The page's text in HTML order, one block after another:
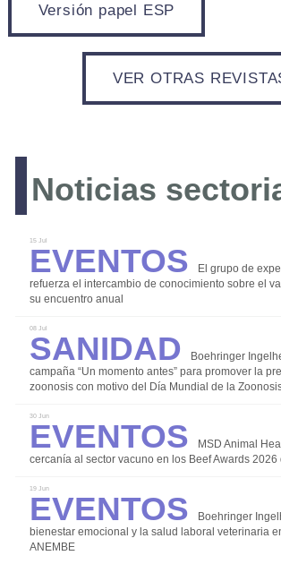
Bioseguridad
Instalaciones y Equipos
Investigación
Manejo y Bienestar Animal
Nutrición y Alimentación
Versión papel ESP
VER OTRAS
Noticias
15 Jul
Eventos
El grupo de
refuerza el intercambio de conocimiento sobre el
su encuentro anual
08 Jul
Sanidad
Boehringer
campaña “Un momento antes” para promover la
zoonosis con motivo del Día Mundial de la
30 Jun
Eventos
MSD Animal
cercanía al sector vacuno en los Beef Awards
19 Jun
Eventos
Boehringer
bienestar emocional y la salud laboral veterinaria
ANEMBE